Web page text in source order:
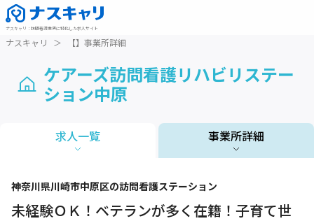
ナスキャリ ： 訪問看護業界に特化した求人サイト
ナスキャリ ＞ 【】事業所詳細
ケアーズ訪問看護リハビリステー
ション中原
求人一覧 事業所詳細
1 / 1
神奈川県川崎市中原区の訪問看護ステーション
未経験ＯＫ！ベテランが多く在籍！子育て世